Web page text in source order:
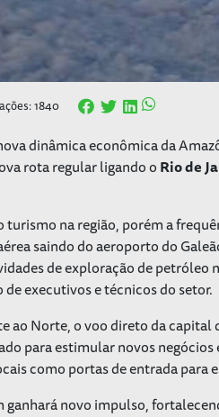
1840
dinâmica econômica da
rota regular ligando oRio de
na região, porém a
saindo do aeroporto do
de exploração de petróleo
executivos e técnicos do setor.
ao Norte, o voo direto da
para estimular novos
como portas de entrada para
novo impulso,